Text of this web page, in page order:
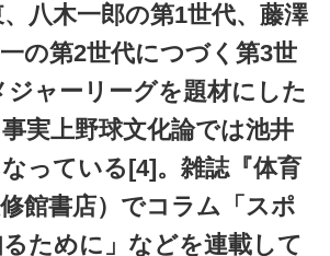
八木一郎の第1世代、藤澤
の第2世代につづく第3世
ャーリーグを題材にした
実上野球文化論では池井
っている[4]。雑誌『体育
館書店）でコラム「スポ
ために」などを連載して